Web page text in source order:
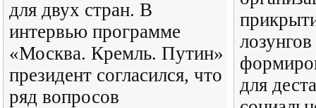
для двух стран. В
интервью программе
«Москва. Кремль. Путин»
президент согласился, что
ряд вопросов
для